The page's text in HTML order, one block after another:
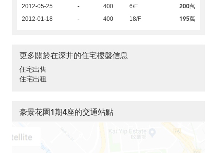
2012-05-25 - 400 6/E 200萬
2012-01-18 - 400 18/F 195萬
更多關於在深井的住宅樓盤信息
住宅出售
住宅出租
豪景花園1期4座的交通站點